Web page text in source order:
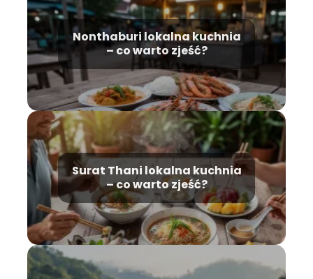
Nonthaburi lokalna kuchnia
– co warto zjeść?
Surat Thani lokalna kuchnia
– co warto zjeść?